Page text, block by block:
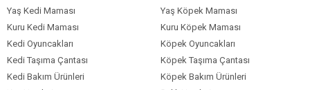
Yaş Kedi Maması
Yaş Köpek Maması
Kuru Kedi Maması
Kuru Köpek Maması
Kedi Oyuncakları
Köpek Oyuncakları
Kedi Taşıma Çantası
Köpek Taşıma Çantası
Kedi Bakım Ürünleri
Köpek Bakım Ürünleri